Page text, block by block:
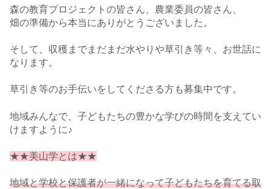
森の教育プロジェクトの皆さん、農業委員の皆さん、
畑の準備から本当にありがとうございました。
そして、収穫までまだまだ水やりや草引き等々、お世話に
なります。
草引き等のお手伝いをしてくださる方も募集中です。
地域みんなで、子どもたちの豊かな学びの時間を支えてい
けますように♪
★★美山学とは★★
地域と学校と保護者が一緒になって子どもたちを育てる取